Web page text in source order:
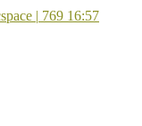
769 16:57